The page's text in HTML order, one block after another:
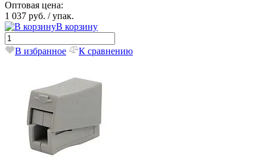
Оптовая цена:
1 037 руб. / упак.
В корзину
В избранное К сравнению